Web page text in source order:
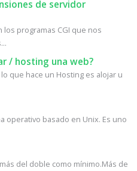
de servidor
programas CGI que nos
/ hosting una web?
que hace un Hosting es alojar u
operativo basado en Unix. Es uno
del doble como mínimo.Más de